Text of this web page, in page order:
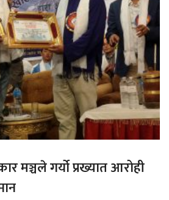
मञ्चले गर्यो प्रख्यात आरोही